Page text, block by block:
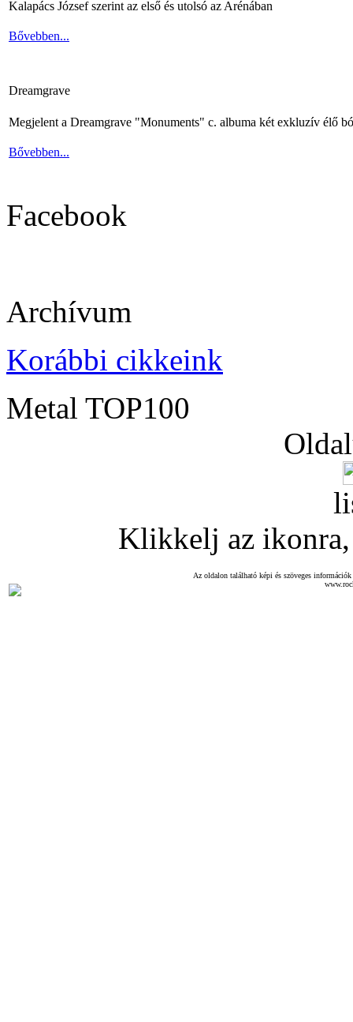
Kalapács József szerint az első és utolsó az Arénában
Bővebben...
Dreamgrave
Megjelent a Dreamgrave "Monuments" c. albuma két exkluzív élő
Bővebben...
Facebook
Archívum
Korábbi cikkeink
Metal TOP100
Klikkelj az ikonra,
Az oldalon található képi és szöveges információk